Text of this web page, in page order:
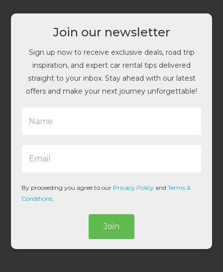
Join our newsletter
Sign up now to receive exclusive deals, road trip
inspiration, and expert car rental tips delivered
straight to your inbox. Stay ahead with our latest
offers and make your next journey unforgettable!
l
*
By proceeding you agree to our Privacy Policy andTerms &
Conditions.
Join